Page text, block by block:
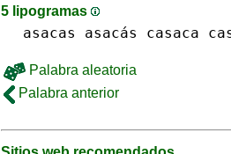
5 lipogramas
asacas asacás casaca
Palabra aleatoria
Palabra anterior